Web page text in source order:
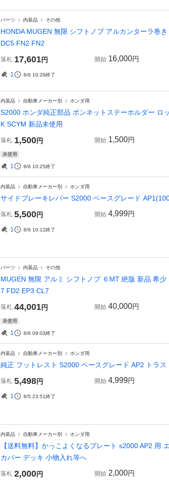
パーツ 内装品 その他
HONDA MUGEN 無限 シフトノブ アルカンターラ巻
DC5 FN2 FN2
落札 17,601円 開始 16,000円
1 8/6 10:29終了
内装品 自動車メーカー別 ホンダ用
S2000 ホンダ純正部品 ボンネットステーホルダー ロ
K SCYM 新品未使用
落札 1,500円 開始 1,500円
未使用
1 8/6 10:25終了
内装品 自動車メーカー別 ホンダ用
サイドブレーキレバー S2000 ベースグレード
落札 5,500円 開始 4,999円
1 8/6 10:12終了
パーツ 内装品 その他
MUGEN 無限 アルミ シフトノブ ６MT 絶版 新品 希
7 FD2 EP3 CL7
落札 44,001円 開始 40,000円
未使用
1 8/6 09:03終了
内装品 自動車メーカー別 ホンダ用
純正 フットレスト S2000 ベースグレード AP2 トラ
落札 5,498円 開始 4,999円
1 8/5 23:51終了
内装品 自動車メーカー別 ホンダ用
【送料無料】かっこよくなるプレート s2000 AP2 用
カバー デッキ 小物入れ等へ
落札 2,000円 開始 2,000円